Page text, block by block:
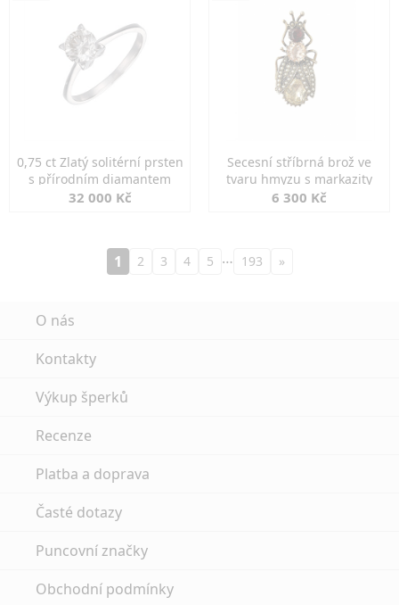
0,75 ct Zlatý solitérní prsten
s přírodním diamantem
32 000 Kč
Secesní stříbrná brož ve
tvaru hmyzu s markazity
6 300 Kč
1 2 3 4 5 … 193 »
O nás
Kontakty
Výkup šperků
Recenze
Platba a doprava
Časté dotazy
Puncovní značky
Obchodní podmínky